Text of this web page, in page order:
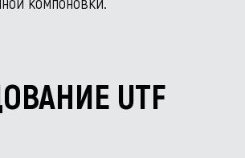
UTF